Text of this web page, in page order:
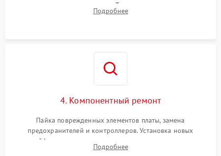
питания и картоприемника. Тестирование механизма
затвора и блока внутрикамерной стабилизации.
Подробнее
4. Компонентный ремонт
Пайка поврежденных элементов платы, замена
предохранителей и контроллеров. Установка новых
шлейфов, дисплея, механизма затвора или двигателя
автофокуса. Восстановление геометрии тубуса объектива
Подробнее